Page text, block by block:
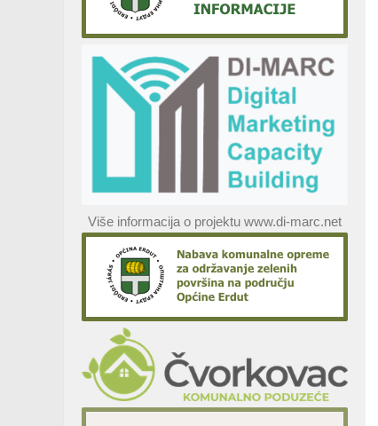
Više informacija o projektu www.di-marc.net